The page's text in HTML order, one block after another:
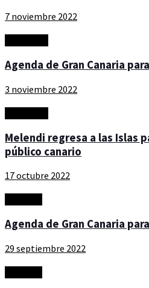
7 noviembre 2022
Agenda de Gran Canaria
3 noviembre 2022
Melendi regresa a las Islas
público canario
17 octubre 2022
Agenda de Gran Canaria
29 septiembre 2022